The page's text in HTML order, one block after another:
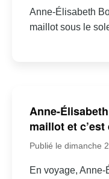
Anne-Élisabeth
maillot sous le
Anne-
maillot et
Publié le dimanche
En voyage,